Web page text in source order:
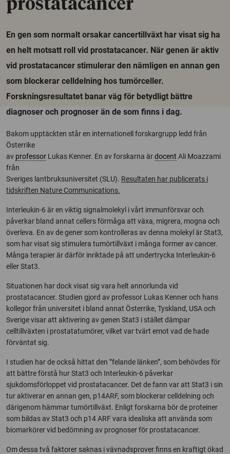
prostatacancer
En gen som normalt orsakar cancertillväxt har visat sig ha
en helt motsatt roll vid prostatacancer. När genen är aktiv
vid prostatacancer stimulerar den nämligen en annan gen
som blockerar celldelning hos tumörceller.
Forskningsresultatet banar väg för betydligt bättre
diagnoser och prognoser än de som finns i dag.
Bakom upptäckten står en internationell forskargrupp ledd från
Österrike
av professor Lukas Kenner. En av forskarna ärdocent Ali Moazzami
från
Sveriges lantbruksuniversitet (SLU). Resultaten har publicerats i
tidskriften Nature Communications.
Interleukin-6 är en viktig signalmolekyl i vårt immunförsvar och
påverkar bland annat cellers förmåga att växa, migrera, mogna och
överleva. En av de gener som kontrolleras av denna molekyl är Stat3,
som har visat sig stimulera tumörtillväxt i många former av cancer.
Många terapier är därför inriktade på att undertrycka Interleukin-6
eller Stat3.
Situationen har dock visat sig vara helt annorlunda vid
prostatacancer. Studien gjord av professor Lukas Kenner och hans
kollegor från universitet i bland annat Österrike, Tyskland, USA och
Sverige visar att aktivering av genen Stat3 i stället dämpar
celltillväxten i prostatatumörer, vilket var tvärt emot vad de hade
förväntat sig.
I studien har de också hittat den ”felande länken”, som behövdes för
att bättre förstå hur Stat3 och Interleukin-6 påverkar
sjukdomsförloppet vid prostatacancer. Det de fann var att Stat3 i sin
tur aktiverar en annan gen, p14ARF, som blockerar celldelning och
därigenom hämmar tumörtillväxt. Enligt forskarna bör de proteiner
som bildas av Stat3 och p14 ARF vara idealiska att använda som
biomarkörer vid bedömning av prognoser för prostatacancer.
Om dessa två faktorer saknas i vävnadsprover finns en kraftigt ökad